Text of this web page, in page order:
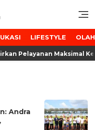
Akurat
LIFESTYLE
Pelayanan Maksimal
Andra